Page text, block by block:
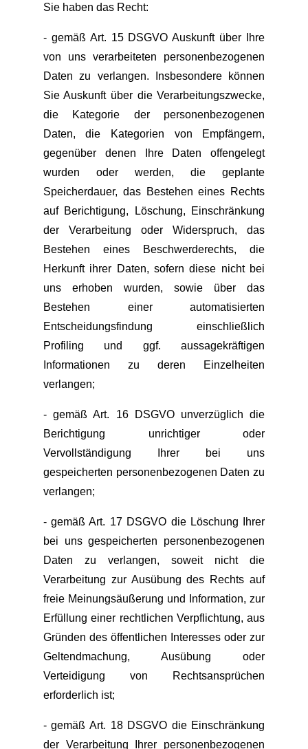
Sie haben das Recht:
- gemäß Art. 15 DSGVO Auskunft über Ihre
von uns verarbeiteten personenbezogenen
Daten zu verlangen. Insbesondere können
Sie Auskunft über die Verarbeitungszwecke,
die Kategorie der personenbezogenen
Daten, die Kategorien von Empfängern,
gegenüber denen Ihre Daten offengelegt
wurden oder werden, die geplante
Speicherdauer, das Bestehen eines Rechts
auf Berichtigung, Löschung, Einschränkung
der Verarbeitung oder Widerspruch, das
Bestehen eines Beschwerderechts, die
Herkunft ihrer Daten, sofern diese nicht bei
uns erhoben wurden, sowie über das
Bestehen einer automatisierten
Entscheidungsfindung einschließlich
Profiling und ggf. aussagekräftigen
Informationen zu deren Einzelheiten
verlangen;
- gemäß Art. 16 DSGVO unverzüglich die
Berichtigung unrichtiger oder
Vervollständigung Ihrer bei uns
gespeicherten personenbezogenen Daten zu
verlangen;
- gemäß Art. 17 DSGVO die Löschung Ihrer
bei uns gespeicherten personenbezogenen
Daten zu verlangen, soweit nicht die
Verarbeitung zur Ausübung des Rechts auf
freie Meinungsäußerung und Information, zur
Erfüllung einer rechtlichen Verpflichtung, aus
Gründen des öffentlichen Interesses oder zur
Geltendmachung, Ausübung oder
Verteidigung von Rechtsansprüchen
erforderlich ist;
- gemäß Art. 18 DSGVO die Einschränkung
der Verarbeitung Ihrer personenbezogenen